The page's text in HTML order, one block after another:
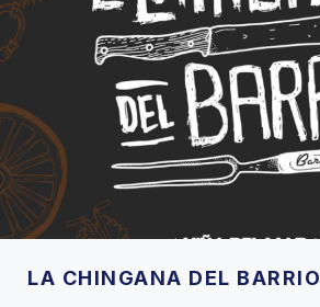
LA CHINGANA DEL BARRIO